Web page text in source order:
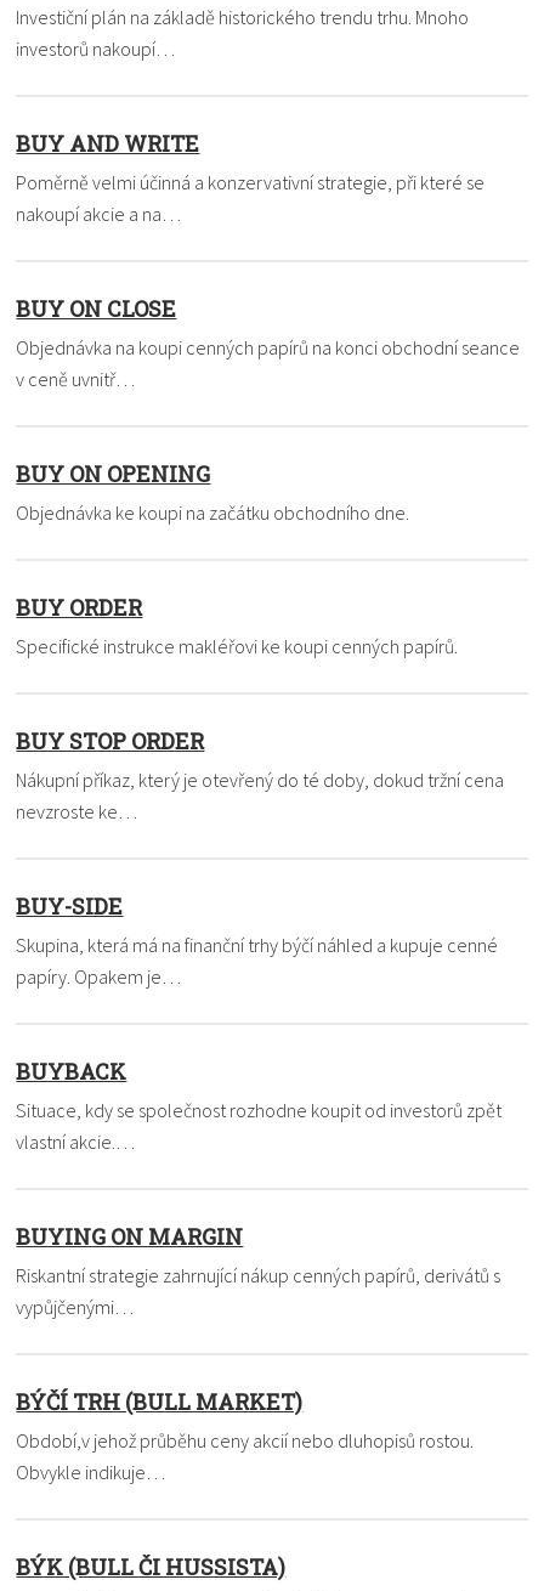
Investiční plán na základě historického trendu trhu. Mnoho
investorů nakoupí…
BUY AND WRITE
Poměrně velmi účinná a konzervativní strategie, při které se
nakoupí akcie a na…
BUY ON CLOSE
Objednávka na koupi cenných papírů na konci obchodní seance
v ceně uvnitř…
BUY ON OPENING
Objednávka ke koupi na začátku obchodního dne.
BUY ORDER
Specifické instrukce makléřovi ke koupi cenných papírů.
BUY STOP ORDER
Nákupní příkaz, který je otevřený do té doby, dokud tržní cena
nevzroste ke…
BUY-SIDE
Skupina, která má na finanční trhy býčí náhled a kupuje cenné
papíry. Opakem je…
BUYBACK
Situace, kdy se společnost rozhodne koupit od investorů zpět
vlastní akcie.…
BUYING ON MARGIN
Riskantní strategie zahrnující nákup cenných papírů, derivátů s
vypůjčenými…
BÝČÍ TRH (BULL MARKET)
Období,v jehož průběhu ceny akcií nebo dluhopisů rostou.
Obvykle indikuje…
BÝK (BULL ČI HUSSISTA)